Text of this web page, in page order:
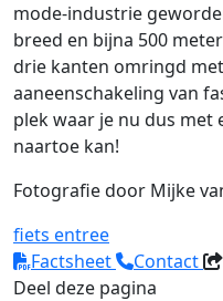
mode-industrie
breed en bijna 500
drie kanten omringd
aaneenschakeling van
plek waar je nu dus
naartoe kan!
Fotografie door Mijke
fiets entree
Factsheet
Contact
Deel deze pagina